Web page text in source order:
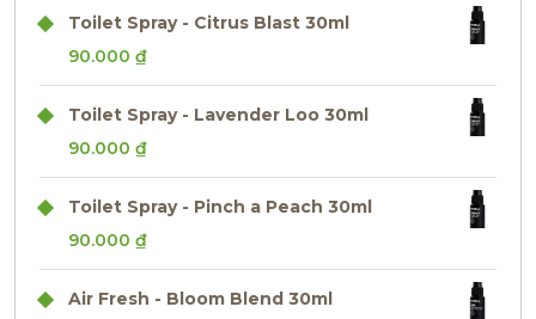
Toilet Spray - Citrus Blast 30ml
90.000 ₫
Toilet Spray - Lavender Loo 30ml
90.000 ₫
Toilet Spray - Pinch a Peach 30ml
90.000 ₫
Air Fresh - Bloom Blend 30ml